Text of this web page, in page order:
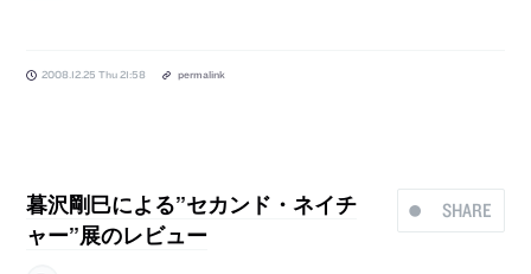
2008.12.25 Thu 21:58 permalink
SHARE
暮沢剛巳による”セカンド・ネイチ
ャー”展のレビュー